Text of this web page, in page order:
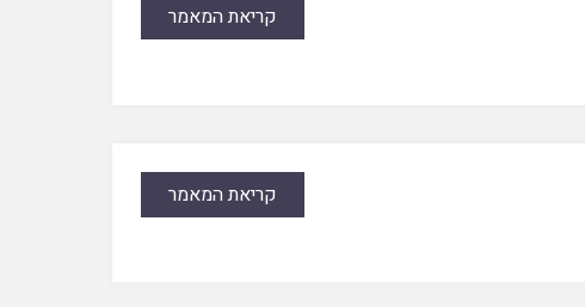
קריאת המאמר
קריאת המאמר